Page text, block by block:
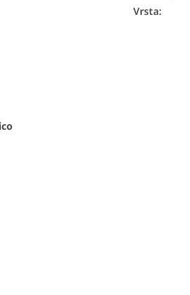
Vrsta: